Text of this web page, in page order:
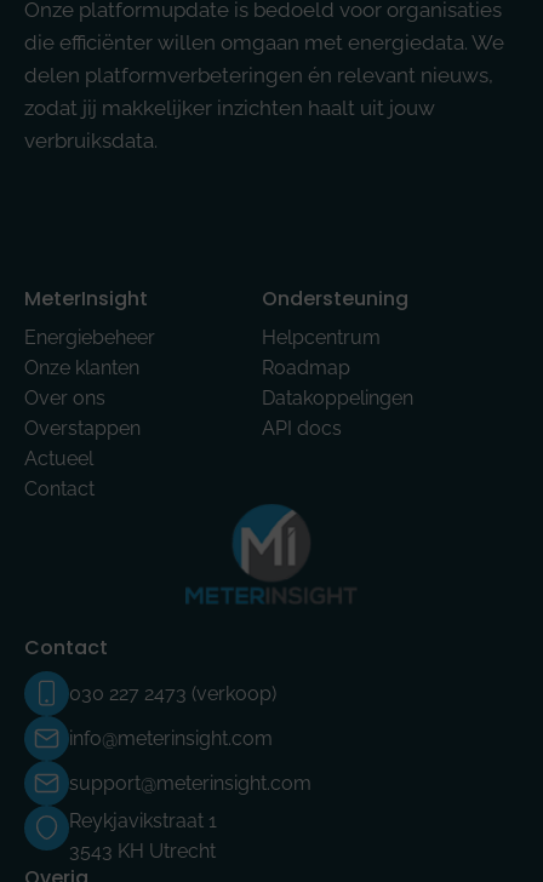
Onze platformupdate is bedoeld voor organisaties
die efficiënter willen omgaan met energiedata. We
delen platformverbeteringen én relevant nieuws,
zodat jij makkelijker inzichten haalt uit jouw
verbruiksdata.
MeterInsight
Energiebeheer
Onze klanten
Over ons
Overstappen
Actueel
Contact
Ondersteuning
Helpcentrum
Roadmap
Datakoppelingen
API docs
Contact
030 227 2473 (verkoop)
info@meterinsight.com
support@meterinsight.com
Reykjavikstraat 1
3543 KH Utrecht